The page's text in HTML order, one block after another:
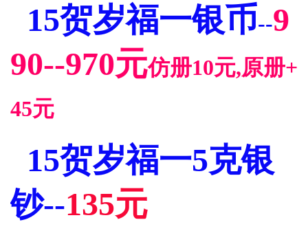
15贺岁福一银币--9
90--970元仿册10元,原册+
45元
15贺岁福一5克银
钞--135元